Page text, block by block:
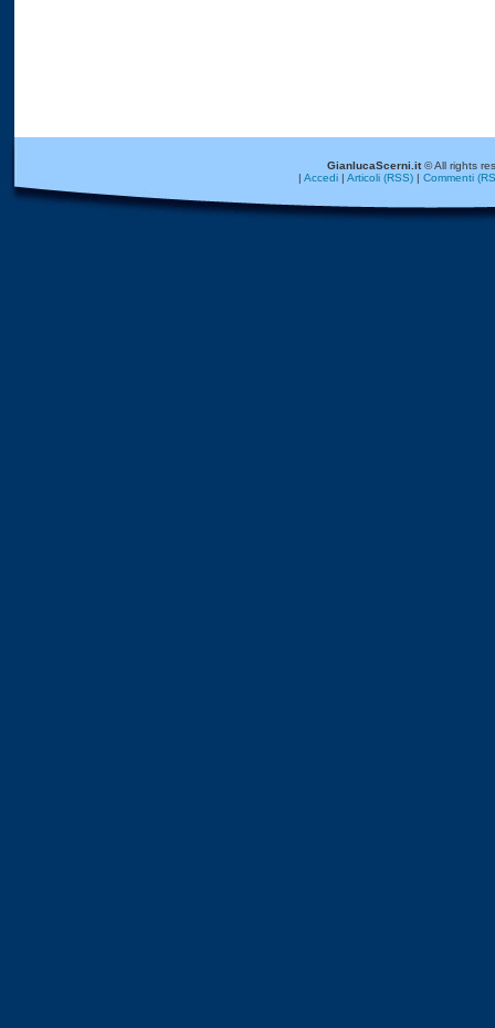
GianlucaScerni.it© All rights
| Accedi| Articoli (RSS)| Commenti